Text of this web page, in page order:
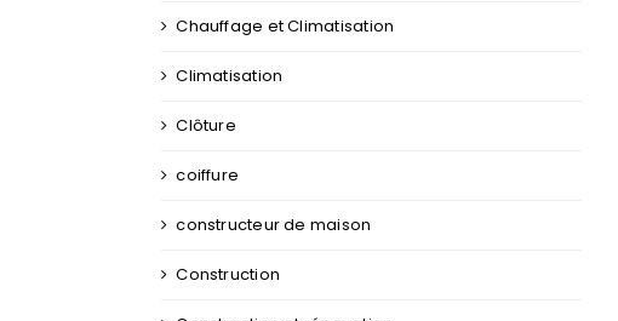
Chauffage et Climatisation
Climatisation
Clôture
coiffure
constructeur de maison
Construction